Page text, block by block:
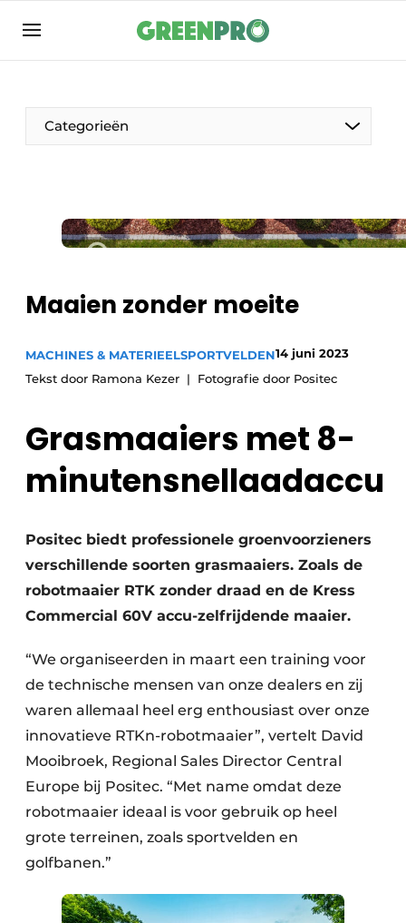
Aanmelden
Bedrijven
Contact
Groen in de zorg
Meest gelezen
Podcasts
Vacatures
Categorieën
Maaien zonder moeite
MACHINES & MATERIEELSPORTVELDEN14 juni 2023
Tekst door Ramona Kezer
Fotografie door Positec
Grasmaaiers met 8-
minutensnellaadaccu
Positec biedt professionele groenvoorzieners
verschillende soorten grasmaaiers. Zoals de
robotmaaier RTK zonder draad en de Kress
Commercial 60V accu-zelfrijdende maaier.
“We organiseerden in maart een training voor
de technische mensen van onze dealers en zij
waren allemaal heel erg enthousiast over onze
innovatieve RTKn-robotmaaier”, vertelt David
Mooibroek, Regional Sales Director Central
Europe bij Positec. “Met name omdat deze
robotmaaier ideaal is voor gebruik op heel
grote terreinen, zoals sportvelden en
golfbanen.”